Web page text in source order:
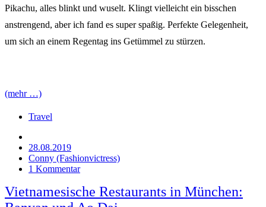
Pikachu, alles blinkt und wuselt. Klingt vielleicht ein bisschen
anstrengend, aber ich fand es super spaßig. Perfekte Gelegenheit,
um sich an einem Regentag ins Getümmel zu stürzen.
(mehr …)
Travel
28.08.2019
Conny (Fashionvictress)
1 Kommentar
Vietnamesische Restaurants in München: